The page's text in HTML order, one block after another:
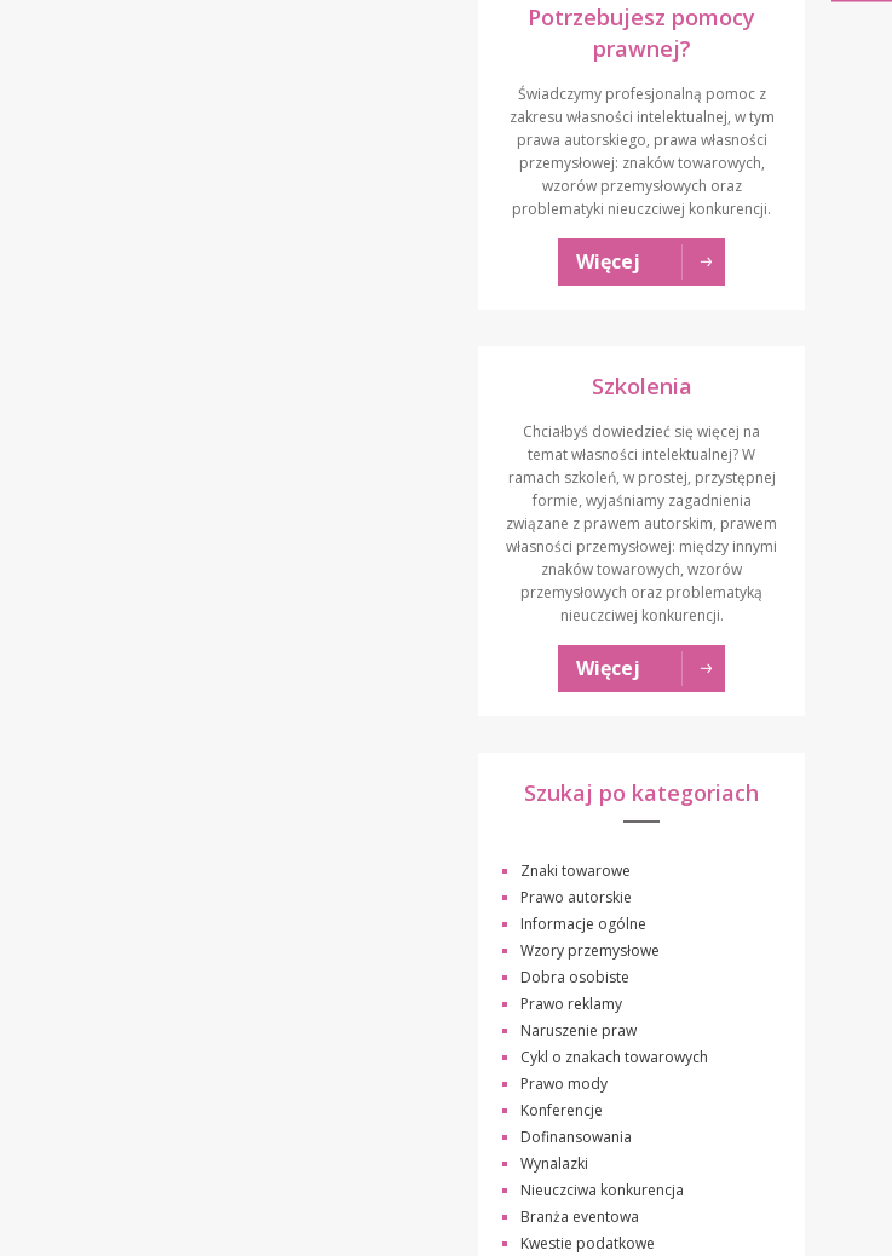
Potrzebujesz pomocy
prawnej?
Świadczymy profesjonalną pomoc z
zakresu własności intelektualnej, w tym
prawa autorskiego, prawa własności
przemysłowej: znaków towarowych,
wzorów przemysłowych oraz
problematyki nieuczciwej konkurencji.
Więcej
Szkolenia
Chciałbyś dowiedzieć się więcej na
temat własności intelektualnej? W
ramach szkoleń, w prostej, przystępnej
formie, wyjaśniamy zagadnienia
związane z prawem autorskim, prawem
własności przemysłowej: między innymi
znaków towarowych, wzorów
przemysłowych oraz problematyką
nieuczciwej konkurencji.
Więcej
Szukaj po kategoriach
Znaki towarowe
Prawo autorskie
Informacje ogólne
Wzory przemysłowe
Dobra osobiste
Prawo reklamy
Naruszenie praw
Cykl o znakach towarowych
Prawo mody
Konferencje
Dofinansowania
Wynalazki
Nieuczciwa konkurencja
Branża eventowa
Kwestie podatkowe